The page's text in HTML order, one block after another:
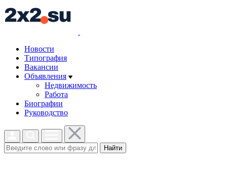
Новости
Типография
Вакансии
Объявления
Недвижимость
Работа
Биографии
Руководство
Найти